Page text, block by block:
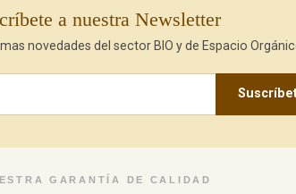
a nuestra Newsletter
novedades del sector BIO y de Espacio
GARANTÍA DE CALIDAD